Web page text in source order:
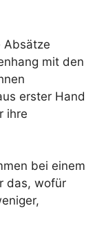
Absätze
mit den
erster Hand
ihre
bei einem
das, wofür